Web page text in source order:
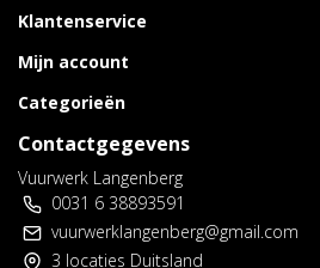
Klantenservice
Mijn account
Categorieën
Contactgegevens
Vuurwerk Langenberg
0031 6 38893591
vuurwerklangenberg@gmail.com
3 locaties Duitsland